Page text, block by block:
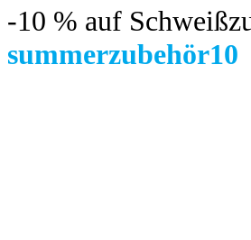
-10 % auf
summerzubehör10